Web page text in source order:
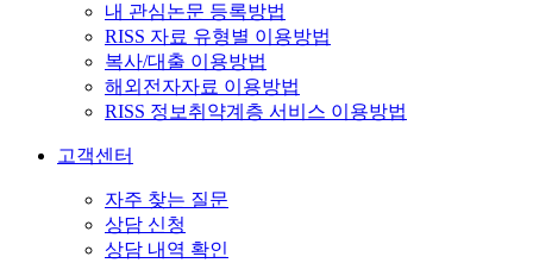
내 관심논문 등록방법
RISS 자료 유형별 이용방법
복사/대출 이용방법
해외전자자료 이용방법
RISS 정보취약계층 서비스 이용방법
고객센터
자주 찾는 질문
상담 신청
상담 내역 확인